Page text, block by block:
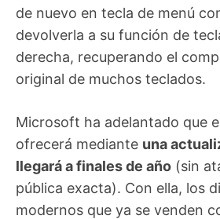
de nuevo en tecla de menú
devolverla a su función de
derecha, recuperando el
original de muchos teclados.
Microsoft ha adelantado que
ofrecerá mediante una
llegará a finales de año (sin
pública exacta). Con ella, los
modernos que ya se venden